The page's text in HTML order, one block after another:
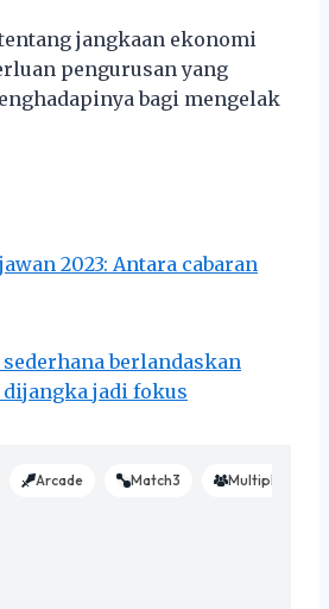
jangkaan ekonomi
pengurusan yang
bagi mengelak
2023: Antara cabaran
berlandaskan
jadi fokus